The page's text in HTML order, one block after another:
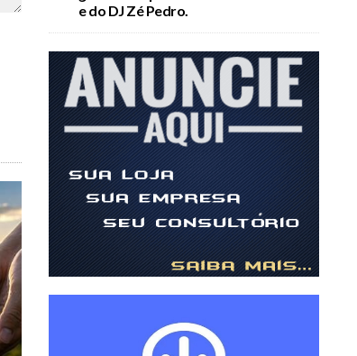
e do DJ Zé Pedro.